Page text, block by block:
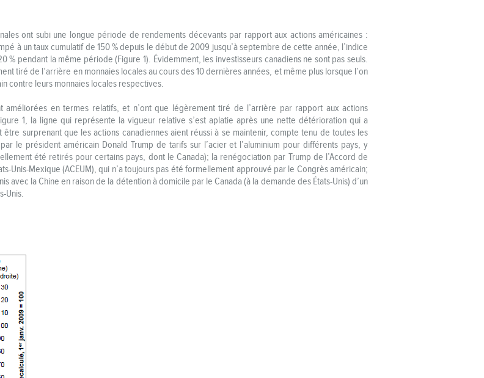
ont subi une longue période de rendements décevants par rapport aux actions américaines :
à un taux cumulatif de 150 % depuis le début de 2009 jusqu’à septembre de cette année, l’indice
% pendant la même période (Figure 1). Évidemment, les investisseurs canadiens ne sont pas seuls.
tiré de l’arrière en monnaies locales au cours des 10 dernières années, et même plus lorsque l’on
contre leurs monnaies locales respectives.
améliorées en termes relatifs, et n’ont que légèrement tiré de l’arrière par rapport aux actions
1, la ligne qui représente la vigueur relative s’est aplatie après une nette détérioration qui a
surprenant que les actions canadiennes aient réussi à se maintenir, compte tenu de toutes les
le président américain Donald Trump de tarifs sur l’acier et l’aluminium pour différents pays, y
été retirés pour certains pays, dont le Canada); la renégociation par Trump de l’Accord de
Unis-Mexique (ACEUM), qui n’a toujours pas été formellement approuvé par le Congrès américain;
avec la Chine en raison de la détention à domicile par le Canada (à la demande des États-Unis) d’un
Unis.